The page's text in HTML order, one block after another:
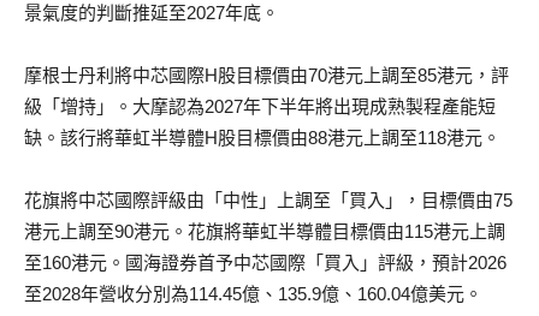
景氣度的判斷推延至2027年底。
摩根士丹利將中芯國際H股目標價由70港元上調至85港元，評
級「增持」。大摩認為2027年下半年將出現成熟製程產能短
缺。該行將華虹半導體H股目標價由88港元上調至118港元。
花旗將中芯國際評級由「中性」上調至「買入」，目標價由75
港元上調至90港元。花旗將華虹半導體目標價由115港元上調
至160港元。國海證券首予中芯國際「買入」評級，預計2026
至2028年營收分別為114.45億、135.9億、160.04億美元。